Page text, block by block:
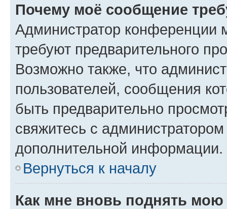
Почему моё сообщение
Администратор конференции
требуют предварительного
Возможно также, что
пользователей, сообщения
быть предварительно
свяжитесь с
дополнительной информации.
Вернуться к началу
Как мне вновь поднять мою